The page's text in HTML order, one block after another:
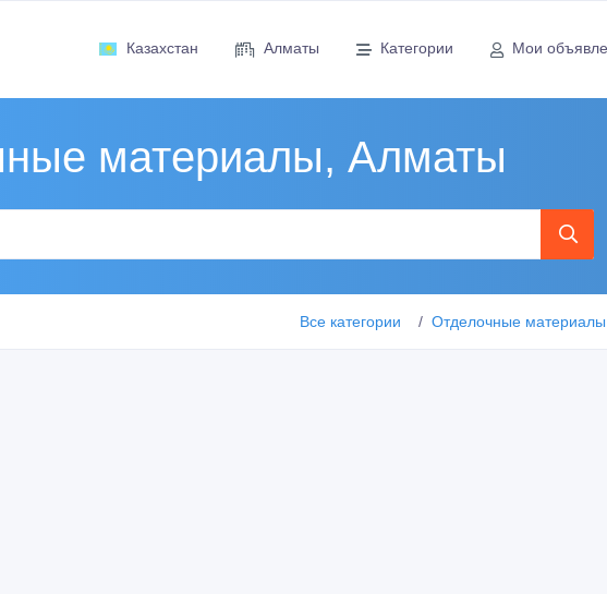
Казахстан Алматы Категории Мои
материалы, Алматы
Все категории Отделочные материалы